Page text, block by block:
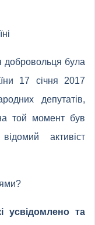
добровольця була
17 січня 2017
депутатів,
той момент був
активіст
усвідомлено та